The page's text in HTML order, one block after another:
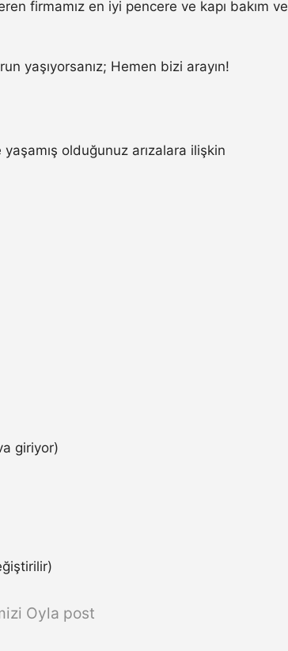
firmamız en iyi pencere ve kapı bakım ve
yaşıyorsanız; Hemen bizi arayın!
olduğunuz arızalara ilişkin
giriyor)
Oyla post